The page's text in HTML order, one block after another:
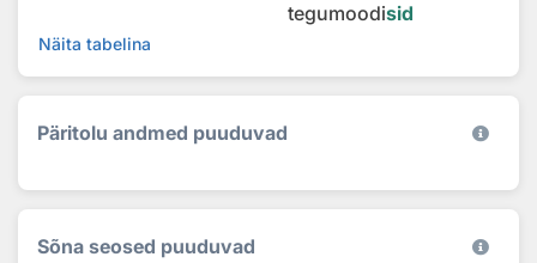
tegumoodisid
Näita tabelina
Päritolu andmed puuduvad
Sõna seosed puuduvad